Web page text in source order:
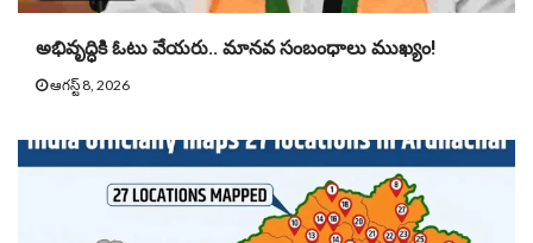
అభివృద్ధికి ఓటు వేయరు.. మానవ సంబంధాలు ముఖ్యం!
ఆగస్ట్ 8, 2026